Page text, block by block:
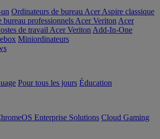
Ordinateurs de bureau Acer Aspire classique
bureau professionnels Acer Veriton Acer
de travail Acer Veriton Add-In-One
Miniordinateurs
Pour tous les jours Éducation
Enterprise Solutions Cloud Gaming